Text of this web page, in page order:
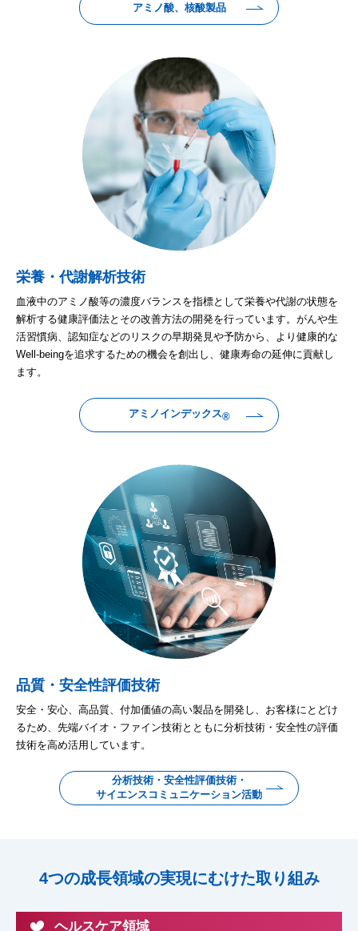
アミノ酸、核酸製品
栄養・代謝解析技術
血液中のアミノ酸等の濃度バランスを指標として栄養や代謝の状態を
解析する健康評価法とその改善方法の開発を行っています。がんや生
活習慣病、認知症などのリスクの早期発見や予防から、より健康的な
Well-beingを追求するための機会を創出し、健康寿命の延伸に貢献し
ます。
アミノインデックス®
品質・安全性評価技術
安全・安心、高品質、付加価値の高い製品を開発し、お客様にとどけ
るため、先端バイオ・ファイン技術とともに分析技術・安全性の評価
技術を高め活用しています。
分析技術・安全性評価技術・
サイエンスコミュニケーション活動
4つの成長領域の実現にむけた取り組み
ヘルスケア領域